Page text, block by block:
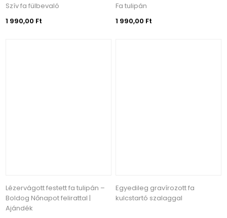
Szív fa fülbevaló
1 990,00 Ft
Fa tulipán
1 990,00 Ft
Lézervágott festett fa tulipán –
Boldog Nőnapot felirattal |
Ajándék
Egyedileg gravírozott fa
kulcstartó szalaggal